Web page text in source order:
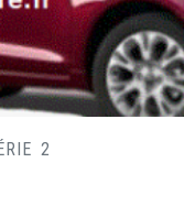
2